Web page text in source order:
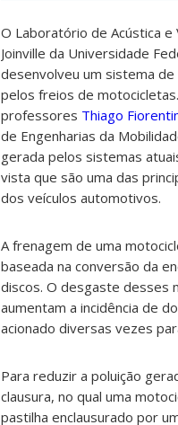
O Laboratório de Acústica
Joinville da Universidade
desenvolveu um sistema
pelos freios de
professores Thiago
de Engenharias da
gerada pelos sistemas
vista que são uma das
dos veículos automotivos.
A frenagem de uma
baseada na conversão da
discos. O desgaste desses
aumentam a incidência de
acionado diversas vezes
Para reduzir a poluição
clausura, no qual uma
pastilha enclausurado por